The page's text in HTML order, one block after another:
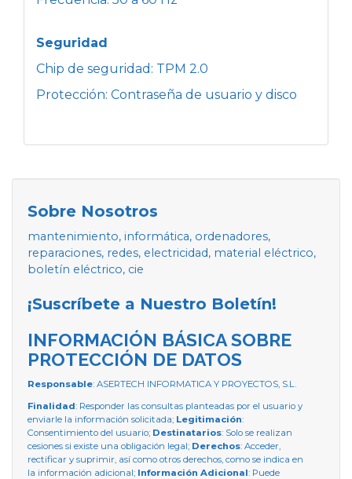
Seguridad
Chip de seguridad: TPM 2.0
Protección: Contraseña de usuario y disco
Sobre Nosotros
mantenimiento, informática, ordenadores,
reparaciones, redes, electricidad, material eléctrico,
boletín eléctrico, cie
¡Suscríbete a Nuestro Boletín!
INFORMACIÓN BÁSICA SOBRE
PROTECCIÓN DE DATOS
Responsable: ASERTECH INFORMATICA Y PROYECTOS, S.L.
Finalidad: Responder las consultas planteadas por el usuario y
enviarle la información solicitada; Legitimación:
Consentimiento del usuario; Destinatarios: Solo se realizan
cesiones si existe una obligación legal; Derechos: Acceder,
rectificar y suprimir, así como otros derechos, como se indica en
la información adicional; Información Adicional: Puede